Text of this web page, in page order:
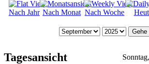
Nach Jahr Nach Monat Nach Woche
Gehe
Tagesansicht